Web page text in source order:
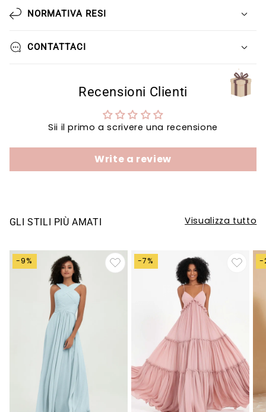
NORMATIVA RESI
CONTATTACI
Recensioni Clienti
Sii il primo a scrivere una recensione
Write a review
GLI STILI PIÙ AMATI Visualizza tutto
-9% -7% -